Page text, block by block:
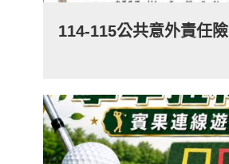
114-115公共意外責任險